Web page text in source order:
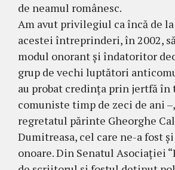
de neamul românesc.
Am avut privilegiul ca încă de
acestei întreprinderi, în 2002,
modul onorant şi îndatoritor
grup de vechi luptători
au probat credinţa prin jertfă
comuniste timp de zeci de ani
regretatul părinte Gheorghe
Dumitreasa, cel care ne-a fost
onoare. Din Senatul Asociaţiei